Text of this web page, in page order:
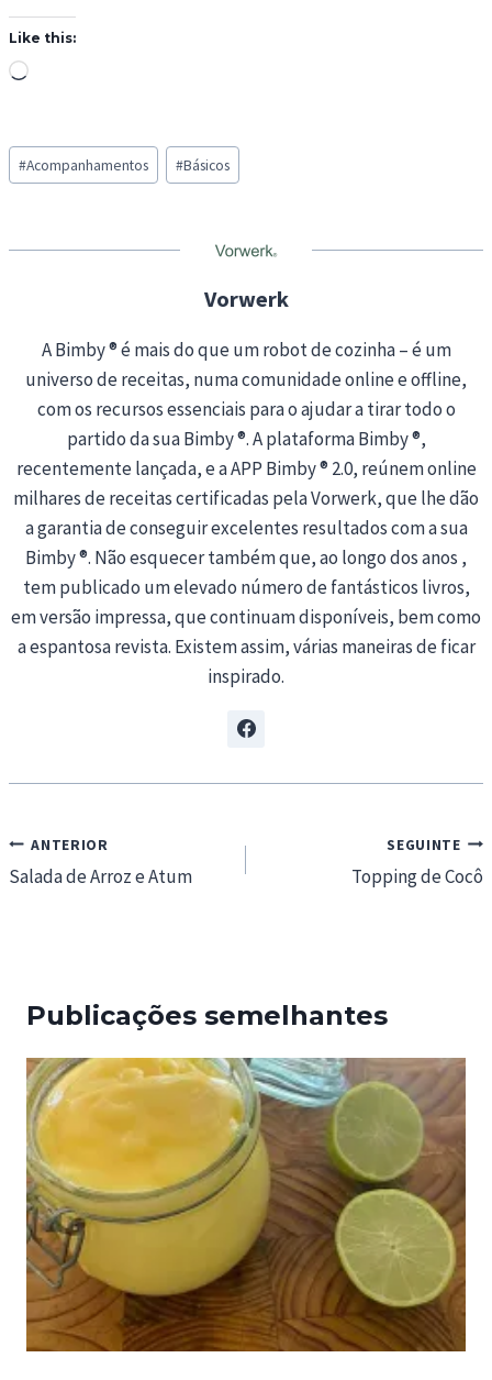
Like this:
L
d
i
g
Post
Tags:
#Acompanhamentos #Básicos
Vorwerk
A Bimby ® é mais do que um robot de cozinha – é um
universo de receitas, numa comunidade online e offline,
com os recursos essenciais para o ajudar a tirar todo o
partido da sua Bimby ®. A plataforma Bimby ®,
recentemente lançada, e a APP Bimby ® 2.0, reúnem online
milhares de receitas certificadas pela Vorwerk, que lhe dão
a garantia de conseguir excelentes resultados com a sua
Bimby ®. Não esquecer também que, ao longo dos anos ,
tem publicado um elevado número de fantásticos livros,
em versão impressa, que continuam disponíveis, bem como
a espantosa revista. Existem assim, várias maneiras de ficar
inspirado.
Navegação
de
ANTERIOR
Salada de Arroz e Atum
SEGUINTE
Topping de Cocô
Publicações semelhantes